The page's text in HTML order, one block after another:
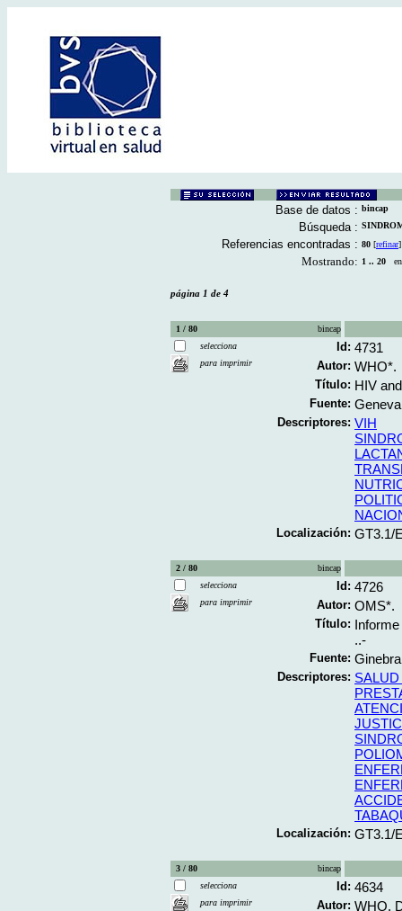
Base de datos : bincap
Búsqueda :
Referencias encontradas : 80 [refinar]
Mostrando: 1 .. 20 en
página 1 de 4
1 / 80
bincap
selecciona
para imprimir
Id: 4731
Autor: WHO*.
Título: HIV
Fuente:
Descriptores: VIH
Localización: GT3.1/
2 / 80
bincap
selecciona
para imprimir
Id: 4726
Autor: OMS*.
Título:
..-
Fuente:
Descriptores:
Localización: GT3.1/
3 / 80
bincap
selecciona
para imprimir
Id: 4634
Autor: WHO.